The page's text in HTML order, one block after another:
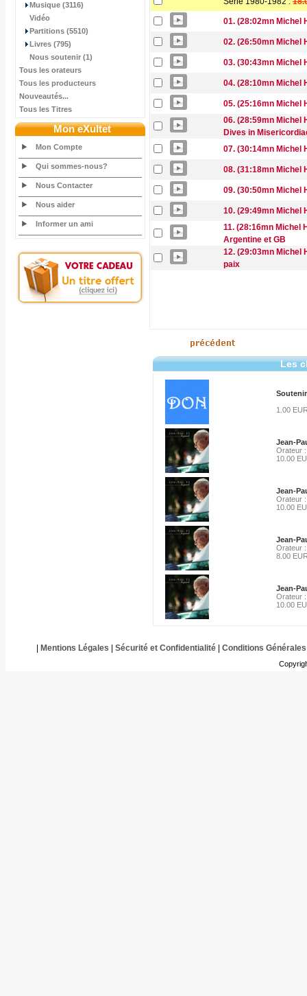
Musique (3116)
Vidéo
Partitions (5510)
Livres (795)
Nous soutenir (1)
Tous les orateurs
Tous les producteurs
Nouveautés...
Tous les Titres
Mon eXultet
Mon Compte
Qui sommes-nous?
Nous Contacter
Nous aider
Informer un ami
01. (28:02mn Michel
02. (26:50mn Michel
03. (30:43mn Michel
04. (28:10mn Michel
05. (25:16mn Michel
06. (28:59mn Michel
Dives in
07. (30:14mn Michel
08. (31:18mn Michel
09. (30:50mn Michel
10. (29:49mn Michel
11. (28:16mn Michel
Argentine et GB
12. (29:03mn Michel
paix
Les
1.00
Jean-
Orateur
10.00
Jean-
Orateur
10.00
Jean-
Orateur
8.00
Jean-
Orateur
10.00
Mentions Légales Sécurité et Confidentialité| Conditions Générales